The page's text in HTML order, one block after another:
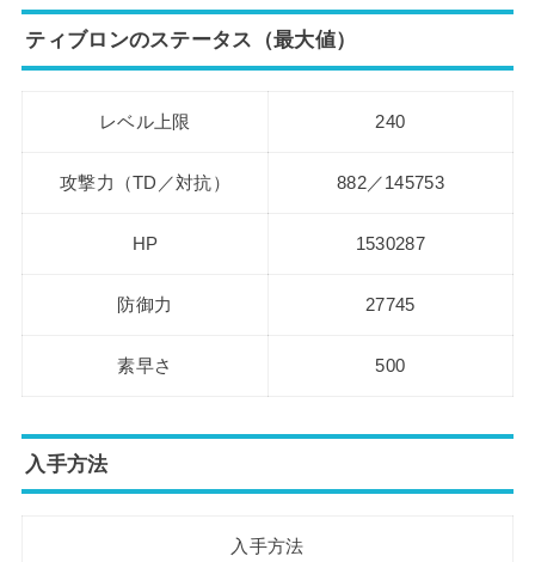
ティブロンのステータス（最大値）
レベル上限 240
攻撃力（TD／対抗） 882／145753
HP 1530287
防御力 27745
素早さ 500
入手方法
入手方法